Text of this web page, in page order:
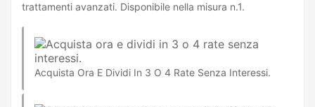
trattamenti avanzati. Disponibile nella misura n.1.
Acquista Ora E Dividi In 3 O 4 Rate Senza Interessi.